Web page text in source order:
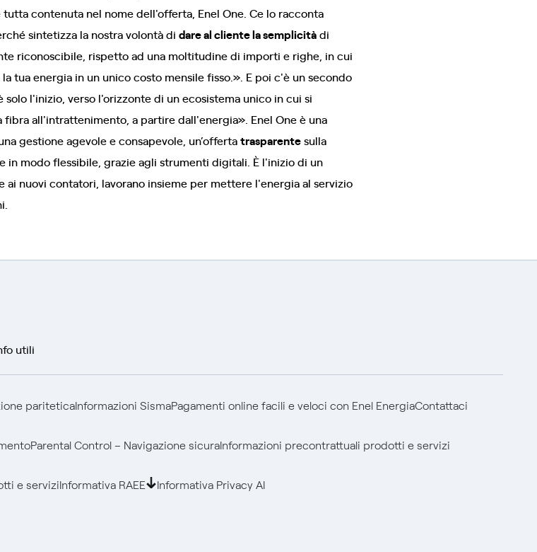
contenuta nel nome dell'offerta, Enel One. Ce lo racconta
sintetizza la nostra volontà di dare al cliente la semplicitàdi
riconoscibile, rispetto ad una moltitudine di importi e righe, in cui
tua energia in un unico costo mensile fisso.». E poi c'è un secondo
l'inizio, verso l'orizzonte di un ecosistema unico in cui si
all'intrattenimento, a partire dall'energia». Enel One è una
gestione agevole e consapevole, un’offertatrasparentesulla
in modo flessibile, grazie agli strumenti digitali. È l'inizio di un
nuovi contatori, lavorano insieme per mettere l'energia al servizio
utili
pariteticaInformazioni SismaPagamenti online facili e veloci con Enel EnergiaContattaci
Parental Control – Navigazione sicuraInformazioni precontrattuali prodotti e servizi
e serviziInformativa RAEE Informativa Privacy AI